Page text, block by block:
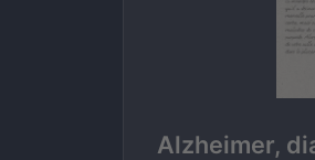
Alzheimer,